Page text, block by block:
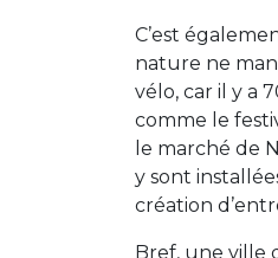
C’est
nature ne
vélo, car il y a
comme le
le marché de
y sont
création
Bref, une ville